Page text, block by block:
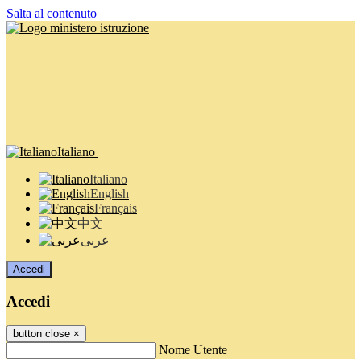
Salta al contenuto
Italiano
Italiano
English
Français
中文
عربى
Accedi
Accedi
button close ×
Nome Utente